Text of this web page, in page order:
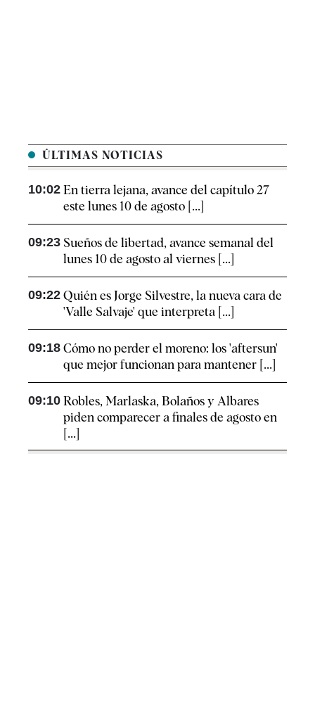
ÚLTIMAS NOTICIAS
10:02 En tierra lejana, avance del capítulo 27
este lunes 10 de agosto [...]
09:23 Sueños de libertad, avance semanal del
lunes 10 de agosto al viernes [...]
09:22 Quién es Jorge Silvestre, la nueva cara de
'Valle Salvaje' que interpreta [...]
09:18 Cómo no perder el moreno: los 'aftersun'
que mejor funcionan para mantener [...]
09:10 Robles, Marlaska, Bolaños y Albares
piden comparecer a finales de agosto en
[...]